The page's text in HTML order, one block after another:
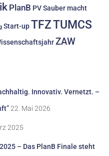
PlanB PVSauber macht
Start-upTFZTUMCS
ZAW
Innovativ. Vernetzt. –
22. Mai 2026
2025
– Das PlanB Finale steht